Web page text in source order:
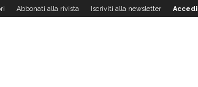
Abbonati alla rivista Iscriviti alla newsletter Accedi